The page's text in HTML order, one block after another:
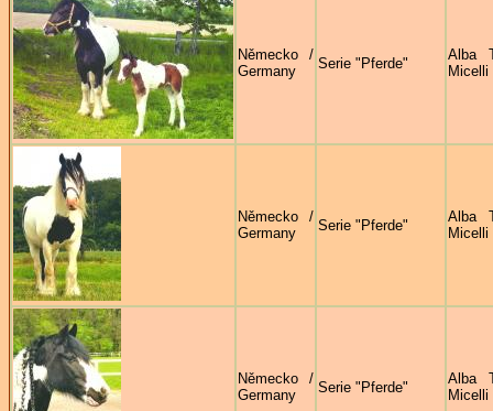
Německo /
Germany
Serie "Pferde"
Alba
Micelli
Německo /
Germany
Serie "Pferde"
Alba
Micelli
Německo /
Germany
Serie "Pferde"
Alba
Micelli